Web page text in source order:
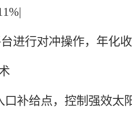
进行对冲操作，年化
口补给点，控制强效太